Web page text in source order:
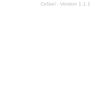
Cefael - Version